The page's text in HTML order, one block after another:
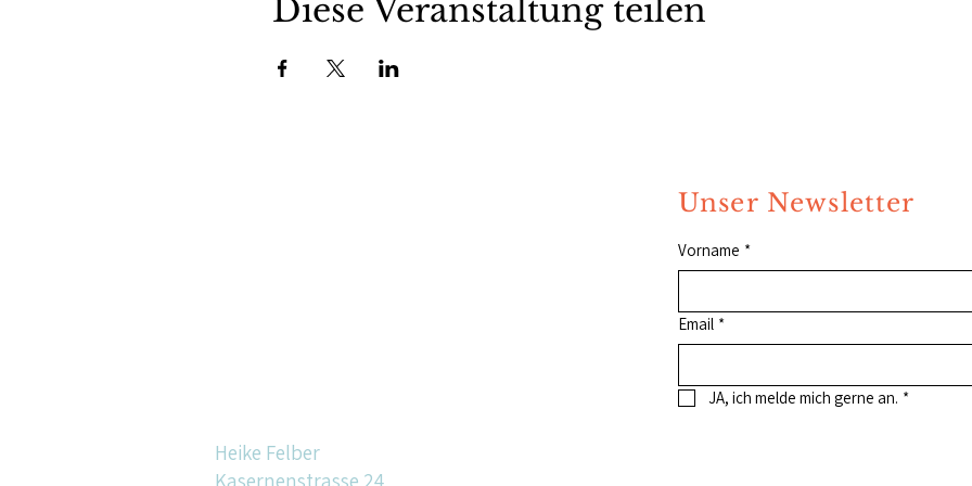
Diese Veranstaltung teilen
Heike Felber
Kasernenstrasse 24
Unser Newsletter
Vorname *
Email *
JA, ich melde mich gerne an. *